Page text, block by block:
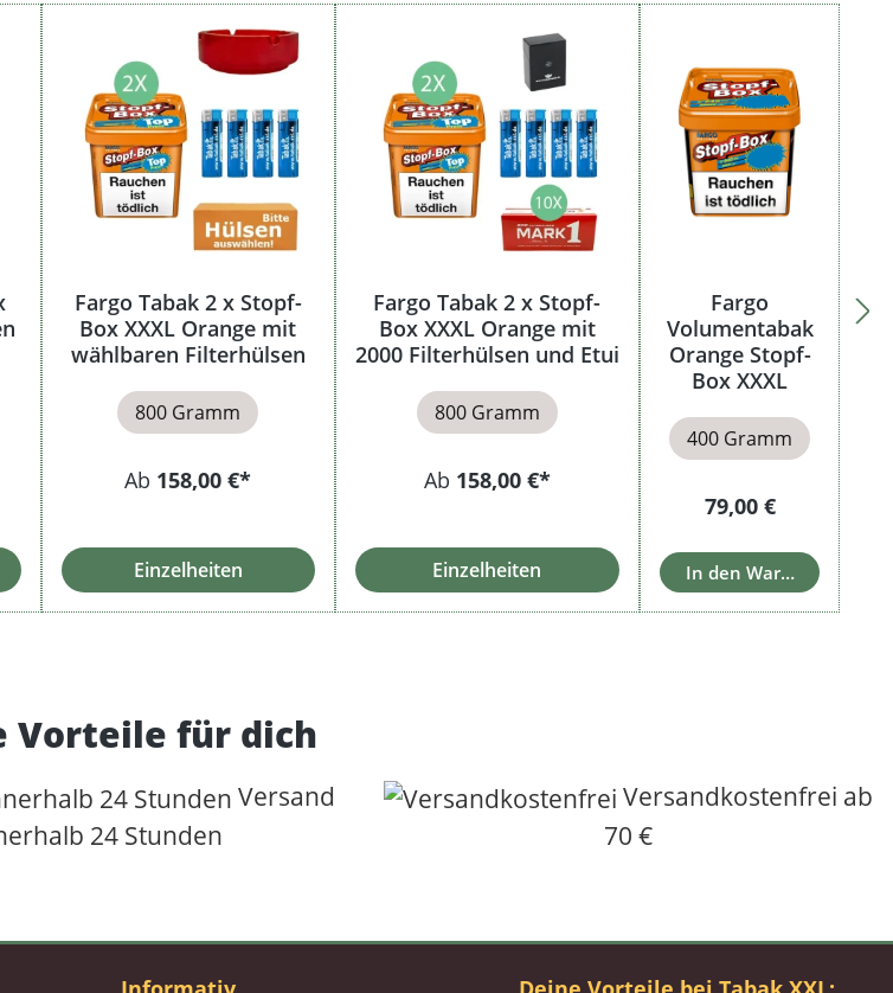
Fargo Tabak 2 x Stopf-
Box XXXL Orange mit
wählbaren Filterhülsen
800 Gramm
Ab 158,00 €*
Einzelheiten
Fargo Tabak 2 x Stopf-
Box XXXL Orange mit
2000 Filterhülsen und Etui
800 Gramm
Ab 158,00 €*
Einzelheiten
Fargo
Volumentabak
Orange Stopf-
Box XXXL
400 Gramm
Regulärer Preis:
79,00 €
In den Warenkorb
Vorteile für dich
Versand
24 Stunden
Versandkostenfrei ab
70 €